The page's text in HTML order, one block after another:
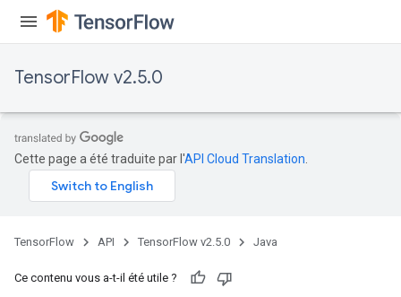
TensorFlow v2.5.0
Cette page a été traduite par l'API Cloud Translation
TensorFlow API TensorFlow v2.5.0 Java
Ce contenu vous a-t-il été utile ?